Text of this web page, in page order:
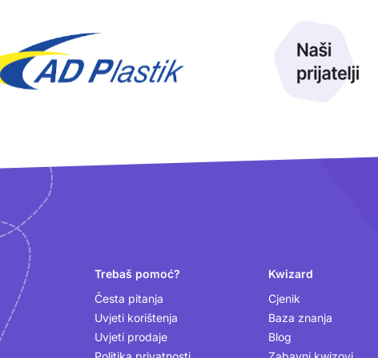
Trebaš pomoć?
Česta pitanja
Uvjeti korištenja
Uvjeti prodaje
Kwizard
Cjenik
Baza znanja
Blog